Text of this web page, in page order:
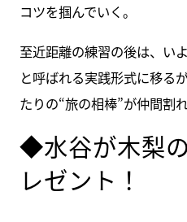
コツを掴んでいく。
至近距離の練習の後は、い
と呼ばれる実践形式に移る
たりの“旅の相棒”が仲間割
◆水谷が木梨
レゼント！